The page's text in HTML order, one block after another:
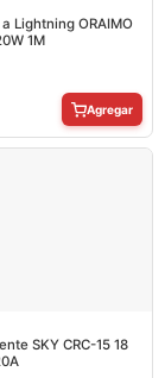
Lightning ORAIMO
1M
Agregar
SKY CRC-15 18